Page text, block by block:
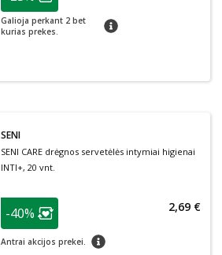
Lojalumo klubo narių nuolaida
Galioja perkant 2 bet
kurias prekes.
patarimas
SENI
SENI CARE drėgnos servetėlės intymiai higienai
INTI+, 20 vnt.
patarimas
Lojalumo klubo narių nuolaida
-40%
Antrai akcijos prekei. patarimas
2,69 €